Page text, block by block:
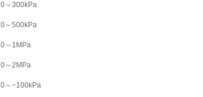
0～300kPa
0～500kPa
0～1MPa
0～2MPa
0～−100kPa